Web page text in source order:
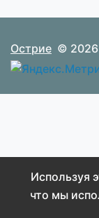
Острие © 2026
Используя
что мы